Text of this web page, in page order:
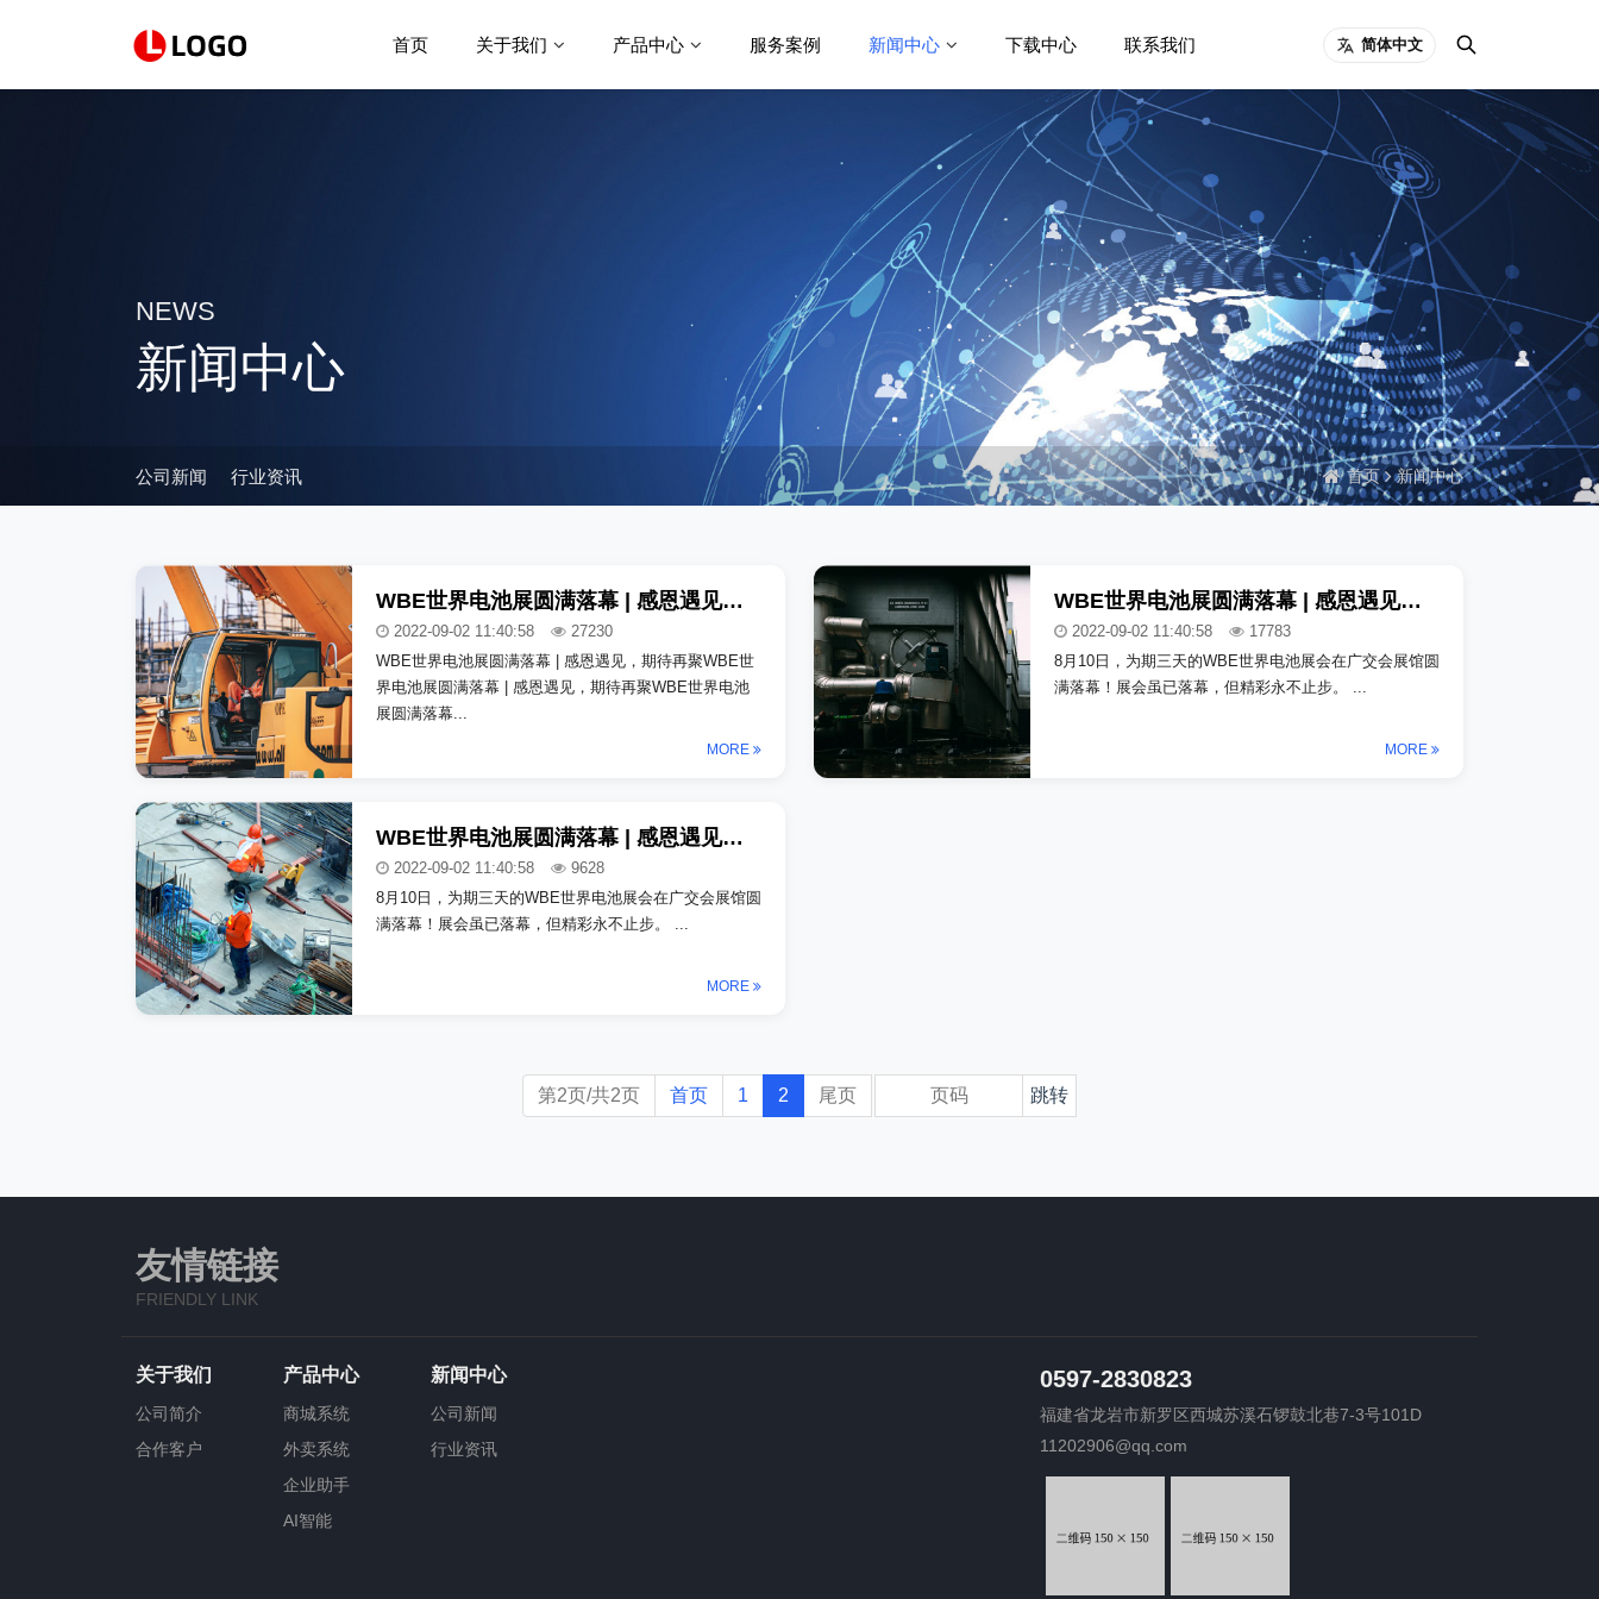
首页 关于我们 产品中心 服务案例 新闻中心 下载中心 联系我们 简体中文
NEWS
新闻中心
公司新闻 行业资讯 首页 新闻中心
WBE世界电池展圆满落幕 | 感恩遇见，期待再聚_copy
2022-09-02 11:40:58
27230
WBE世界电池展圆满落幕 | 感恩遇见，期待再聚WBE世
界电池展圆满落幕 | 感恩遇见，期待再聚WBE世界电池
展圆满落幕...
MORE
WBE世界电池展圆满落幕 | 感恩遇见，期待再聚_copy_copy
2022-09-02 11:40:58
17783
8月10日，为期三天的WBE世界电池展会在广交会展馆圆
满落幕！展会虽已落幕，但精彩永不止步。 ...
MORE
WBE世界电池展圆满落幕 | 感恩遇见，期待再聚_copy_copy
2022-09-02 11:40:58
9628
8月10日，为期三天的WBE世界电池展会在广交会展馆圆
满落幕！展会虽已落幕，但精彩永不止步。 ...
MORE
第2页/共2页 首页 1 2 尾页
友情链接
FRIENDLY LINK
关于我们
公司简介
合作客户
产品中心
商城系统
外卖系统
企业助手
AI智能
新闻中心
公司新闻
行业资讯
0597-2830823
福建省龙岩市新罗区西城苏溪石锣鼓北巷7-3号101D
11202906@qq.com